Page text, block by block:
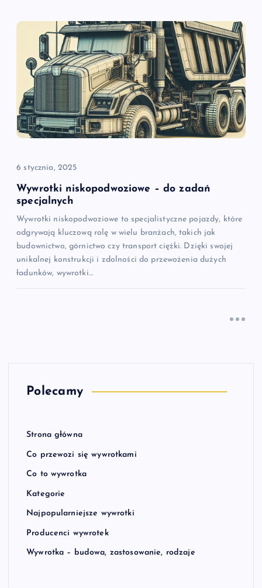
6 stycznia, 2025
Wywrotki niskopodwoziowe – do zadań
specjalnych
Wywrotki niskopodwoziowe to specjalistyczne pojazdy, które
odgrywają kluczową rolę w wielu branżach, takich jak
budownictwo, górnictwo czy transport ciężki. Dzięki swojej
unikalnej konstrukcji i zdolności do przewożenia dużych
ładunków, wywrotki…
Polecamy
Strona główna
Co przewozi się wywrotkami
Co to wywrotka
Kategorie
Najpopularniejsze wywrotki
Producenci wywrotek
Wywrotka – budowa, zastosowanie, rodzaje